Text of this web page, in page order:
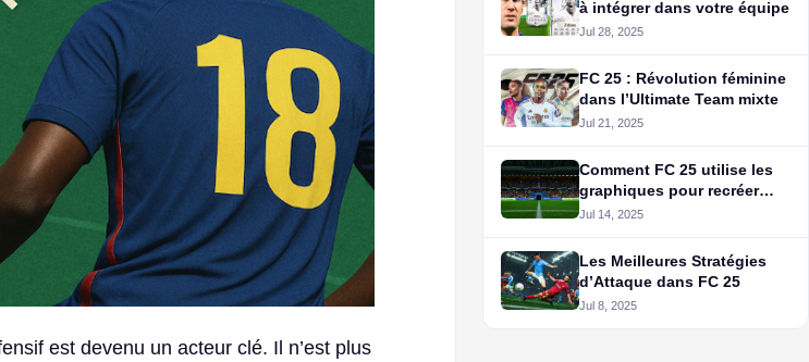
est devenu un acteur clé. Il n’est plus
à intégrer dans votre équipe
Jul 28, 2025
FC 25 : Révolution féminine
dans l’Ultimate Team mixte
Jul 21, 2025
Comment FC 25 utilise les
graphiques pour recréer
l’atmosphère des grandes
Jul 14, 2025
Les Meilleures Stratégies
d’Attaque dans FC 25
Jul 8, 2025